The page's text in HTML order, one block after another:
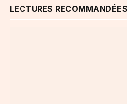
LECTURES RECOMMANDÉES